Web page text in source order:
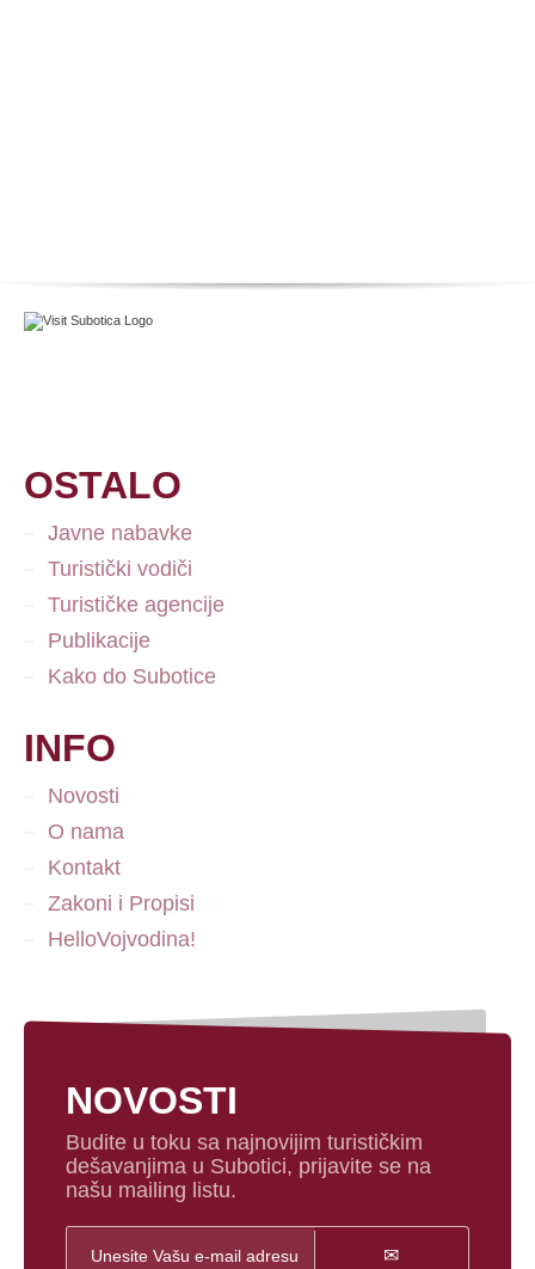
OSTALO
Javne nabavke
Turistički vodiči
Turističke agencije
Publikacije
Kako do Subotice
INFO
Novosti
O nama
Kontakt
Zakoni i Propisi
HelloVojvodina!
NOVOSTI
Budite u toku sa najnovijim turističkim
dešavanjima u Subotici, prijavite se na
našu mailing listu.